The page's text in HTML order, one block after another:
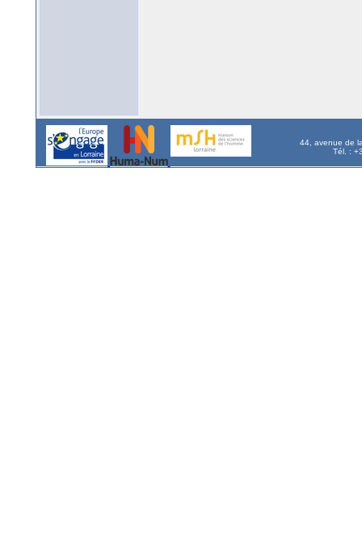
44, avenue de
Tél. :